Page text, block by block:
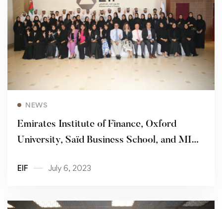
NEWS
Emirates Institute of Finance, Oxford
University, Saïd Business School, and MIT
EIF July 6, 2023